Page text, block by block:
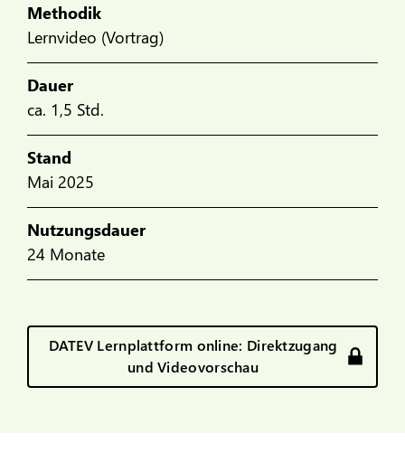
Methodik
Lernvideo (Vortrag)
Dauer
ca. 1,5 Std.
Stand
Mai 2025
Nutzungsdauer
24 Monate
DATEV Lernplattform online: Direktzugang
und Videovorschau